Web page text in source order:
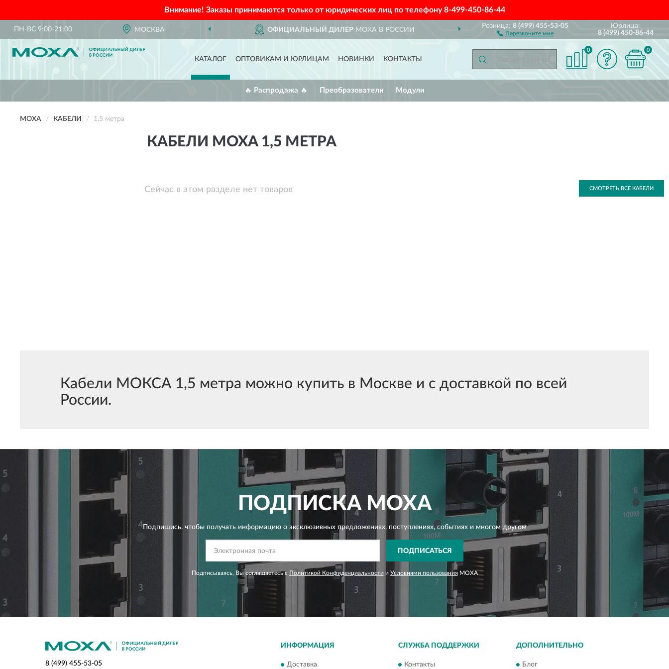
Внимание! Заказы принимаются только от юридических лиц по телефону8-499-450-86-44
ПН-ВС 9:00-21:00 МОСКВА ОФИЦИАЛЬНЫЙ ДИЛЕРMOXA В РОССИИ ДОСТАВИМ ПО ВСЕЙ РОССИИ
Розница:8 (499) 455-53-05
Перезвоните мне
Юрлица:
8 (499) 450-86-44
КАТАЛОГ ОПТОВИКАМ И ЮРЛИЦАМ НОВИНКИ КОНТАКТЫ
0 0
🔥 Распродажа 🔥 Преобразователи Модули
MOXA КАБЕЛИ 1,5 метра
КАБЕЛИ MOXA 1,5 МЕТРА
Сейчас в этом разделе нет товаров СМОТРЕТЬ ВСЕ КАБЕЛИ
Кабели МОКСА 1,5 метра можно купить в Москве и с доставкой по всей
России.
ПОДПИСКАMOXA
Подпишись, чтобы получать информацию о эксклюзивных предложениях,поступлениях, событиях и многом другом
ПОДПИСАТЬСЯ
Подписываясь, Вы соглашаетесь с Политикой Конфиденциальности и Условиями пользованияMOXA
8 (499) 455-53-05
ИНФОРМАЦИЯ
Доставка
СЛУЖБА ПОДДЕРЖКИ
Контакты
ДОПОЛНИТЕЛЬНО
Блог